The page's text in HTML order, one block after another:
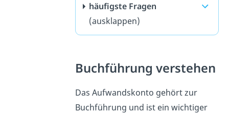
häufigste Fragen
(ausklappen)
Buchführung verstehen
Das Aufwandskonto gehört zur
Buchführung und ist ein wichtiger